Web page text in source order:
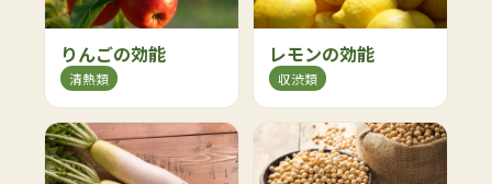
りんごの効能
清熱類
レモンの効能
収渋類